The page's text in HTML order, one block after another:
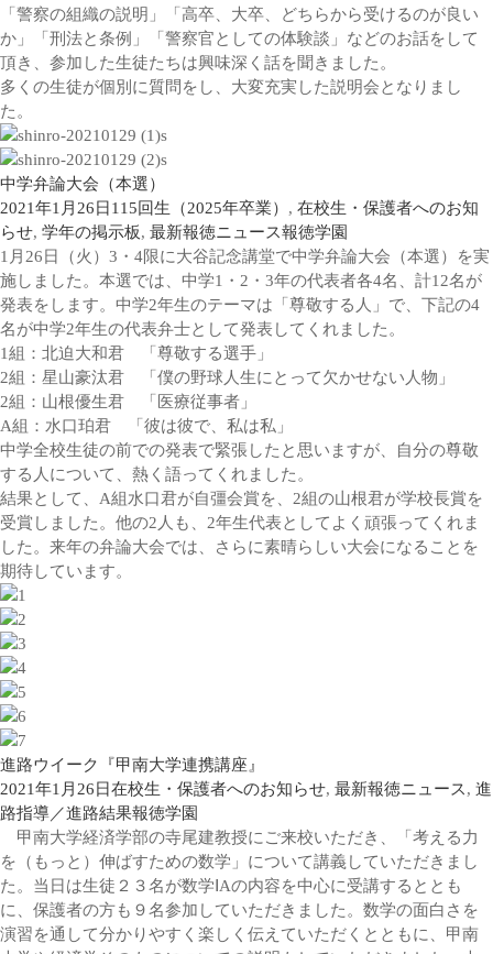
「警察の組織の説明」「高卒、大卒、どちらから受けるのが良い
か」「刑法と条例」「警察官としての体験談」などのお話をして
頂き、参加した生徒たちは興味深く話を聞きました。
多くの生徒が個別に質問をし、大変充実した説明会となりまし
た。
中学弁論大会（本選）
2021年1月26日 115回生（2025年卒業） , 在校生・保護者へのお知
らせ, 学年の掲示板, 最新報徳ニュース報徳学園
1月26日（火）3・4限に大谷記念講堂で中学弁論大会（本選）を実
施しました。本選では、中学1・2・3年の代表者各4名、計12名が
発表をします。中学2年生のテーマは「尊敬する人」で、下記の4
名が中学2年生の代表弁士として発表してくれました。
1組：北迫大和君 「尊敬する選手」
2組：星山豪汰君 「僕の野球人生にとって欠かせない人物」
2組：山根優生君 「医療従事者」
A組：水口珀君 「彼は彼で、私は私」
中学全校生徒の前での発表で緊張したと思いますが、自分の尊敬
する人について、熱く語ってくれました。
結果として、A組水口君が自彊会賞を、2組の山根君が学校長賞を
受賞しました。他の2人も、2年生代表としてよく頑張ってくれま
した。来年の弁論大会では、さらに素晴らしい大会になることを
期待しています。
進路ウイーク『甲南大学連携講座』
2021年1月26日在校生・保護者へのお知らせ, 最新報徳ニュース, 進
路指導／進路結果報徳学園
甲南大学経済学部の寺尾建教授にご来校いただき、「考える力
を（もっと）伸ばすための数学」について講義していただきまし
た。当日は生徒２３名が数学ⅠAの内容を中心に受講するととも
に、保護者の方も９名参加していただきました。数学の面白さを
演習を通して分かりやすく楽しく伝えていただくとともに、甲南